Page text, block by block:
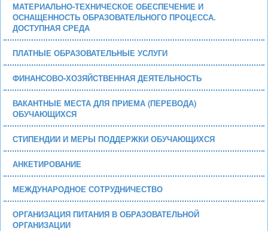
МАТЕРИАЛЬНО-ТЕХНИЧЕСКОЕ ОБЕСПЕЧЕНИЕ И
ОСНАЩЕННОСТЬ ОБРАЗОВАТЕЛЬНОГО ПРОЦЕССА.
ДОСТУПНАЯ СРЕДА
ПЛАТНЫЕ ОБРАЗОВАТЕЛЬНЫЕ УСЛУГИ
ФИНАНСОВО-ХОЗЯЙСТВЕННАЯ ДЕЯТЕЛЬНОСТЬ
ВАКАНТНЫЕ МЕСТА ДЛЯ ПРИЕМА (ПЕРЕВОДА)
ОБУЧАЮЩИХСЯ
СТИПЕНДИИ И МЕРЫ ПОДДЕРЖКИ ОБУЧАЮЩИХСЯ
АНКЕТИРОВАНИЕ
МЕЖДУНАРОДНОЕ СОТРУДНИЧЕСТВО
ОРГАНИЗАЦИЯ ПИТАНИЯ В ОБРАЗОВАТЕЛЬНОЙ
ОРГАНИЗАЦИИ